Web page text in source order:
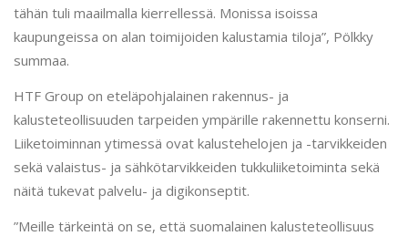
tähän tuli maailmalla kierrellessä. Monissa isoissa
kaupungeissa on alan toimijoiden kalustamia tiloja”, Pölkky
summaa.
HTF Group on eteläpohjalainen rakennus- ja
kalusteteollisuuden tarpeiden ympärille rakennettu konserni.
Liiketoiminnan ytimessä ovat kalustehelojen ja -tarvikkeiden
sekä valaistus- ja sähkötarvikkeiden tukkuliiketoiminta sekä
näitä tukevat palvelu- ja digikonseptit.
”Meille tärkeintä on se, että suomalainen kalusteteollisuus